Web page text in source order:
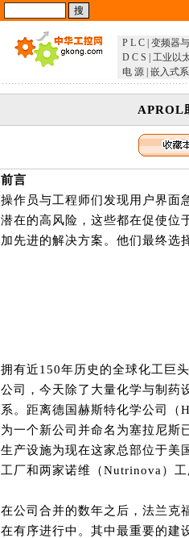
P L C 变频器
D C S
工业以
电 源 嵌入式
APROL
前言
操作员与工程师们发现用户界面
潜在的高风险，这些都在促使位
加先进的解决方案。他们最终选
拥有近150年历史的全球化工巨
公司，今天除了大量化学与制药
系。距离德国赫斯特化学公司（
为一个新公司并命名为塞拉尼斯
生产设施为现在这家总部位于美
工厂和两家诺维（Nutrinova）工
在公司合并的数年之后，法兰克
在有序进行中。其中最重要的建